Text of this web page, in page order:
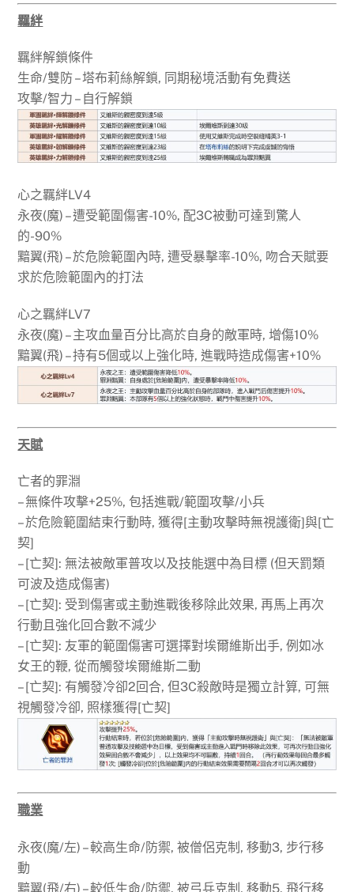
羈絆
羈絆解鎖條件
生命/雙防 – 塔布莉絲解鎖, 同期秘境活動有免費送
攻擊/智力 – 自行解鎖
心之羈絆LV4
永夜(魔) – 遭受範圍傷害-10%, 配3C被動可達到驚人
的-90%
黯翼(飛) – 於危險範圍內時, 遭受暴擊率-10%, 吻合天賦要
求於危險範圍內的打法
心之羈絆LV7
永夜(魔) – 主攻血量百分比高於自身的敵軍時, 增傷10%
黯翼(飛) – 持有5個或以上強化時, 進戰時造成傷害+10%
天賦
亡者的罪淵
– 無條件攻擊+25%, 包括進戰/範圍攻擊/小兵
– 於危險範圍結束行動時, 獲得[主動攻擊時無視護衛]與[亡
契]
– [亡契]: 無法被敵軍普攻以及技能選中為目標 (但天罰類
可波及造成傷害)
– [亡契]: 受到傷害或主動進戰後移除此效果, 再馬上再次
行動且強化回合數不減少
– [亡契]: 友軍的範圍傷害可選擇對埃爾維斯出手, 例如冰
女王的鞭, 從而觸發埃爾維斯二動
– [亡契]: 有觸發冷卻2回合, 但3C殺敵時是獨立計算, 可無
視觸發冷卻, 照樣獲得[亡契]
職業
永夜(魔/左) – 較高生命/防禦, 被僧侶克制, 移動3, 步行移
動
黯翼(飛/右) – 較低生命/防禦, 被弓兵克制, 移動5, 飛行移